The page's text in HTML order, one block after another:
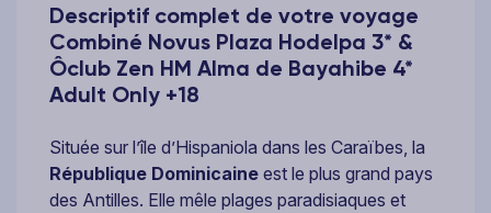
Descriptif complet de votre voyage
Combiné Novus Plaza Hodelpa 3* &
Ôclub Zen HM Alma de Bayahibe 4*
Adult Only +18
Située sur l’île d’Hispaniola dans les Caraïbes, la
République Dominicaine est le plus grand pays
des Antilles. Elle mêle plages paradisiaques et